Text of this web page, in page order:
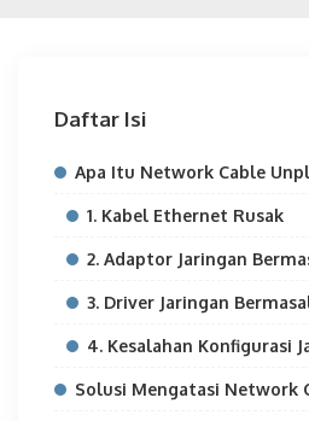
Daftar Isi
Apa Itu Network Cable
1. Kabel Ethernet Rusak
2. Adaptor Jaringan
3. Driver Jaringan
4. Kesalahan Konfigurasi
Solusi Mengatasi Network